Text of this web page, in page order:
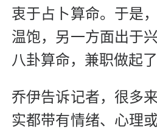
衷于占卜算命。于是
温饱，另一方面出于
八卦算命，兼职做起了
乔伊告诉记者，很多
实都带有情绪、心理